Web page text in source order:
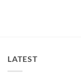
LATEST